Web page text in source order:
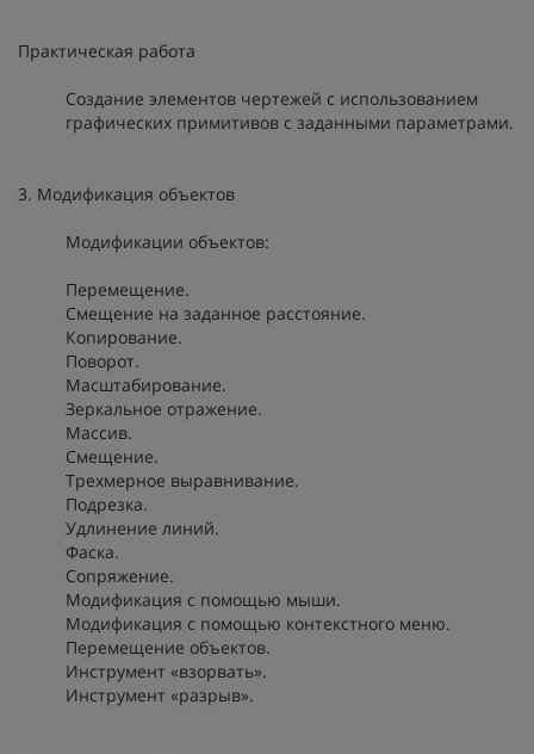
Практическая работа
Создание элементов чертежей с использованием
графических примитивов с заданными параметрами.
3. Модификация объектов
Модификации объектов:
Перемещение.
Смещение на заданное расстояние.
Копирование.
Поворот.
Масштабирование.
Зеркальное отражение.
Массив.
Смещение.
Трехмерное выравнивание.
Подрезка.
Удлинение линий.
Фаска.
Сопряжение.
Модификация с помощью мыши.
Модификация с помощью контекстного меню.
Перемещение объектов.
Инструмент «взорвать».
Инструмент «разрыв».